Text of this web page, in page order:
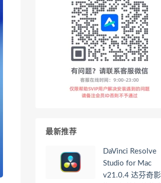
最新推荐
DaVinci Resolve
Studio for Mac
v21.0.4 达芬奇